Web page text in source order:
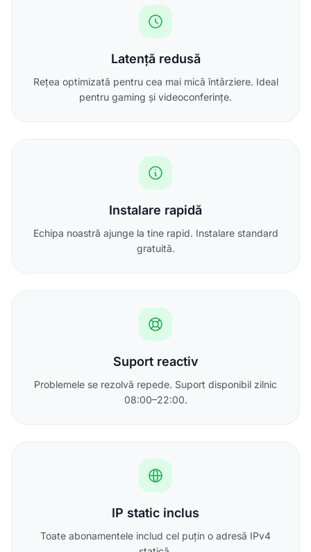
Latență redusă
Rețea optimizată pentru cea mai mică întârziere. Ideal
pentru gaming și videoconferințe.
Instalare rapidă
Echipa noastră ajunge la tine rapid. Instalare standard
gratuită.
Suport reactiv
Problemele se rezolvă repede. Suport disponibil zilnic
08:00–22:00.
IP static inclus
Toate abonamentele includ cel puțin o adresă IPv4